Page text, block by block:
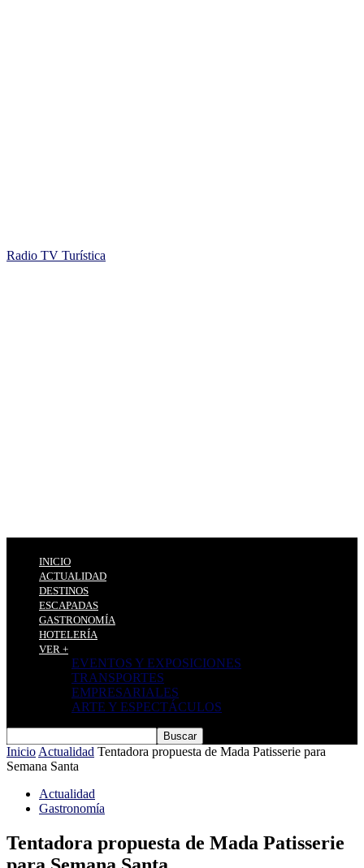
Radio TV Turística
INICIO
ACTUALIDAD
DESTINOS
ESCAPADAS
GASTRONOMÍA
HOTELERÍA
VER +
EVENTOS Y EXPOSICIONES
TRANSPORTES
EMPRESARIALES
ARTE Y ESPECTÁCULOS
Inicio Actualidad Tentadora propuesta de Mada Patisserie para
Semana Santa
Actualidad
Gastronomía
Tentadora propuesta de Mada Patisserie